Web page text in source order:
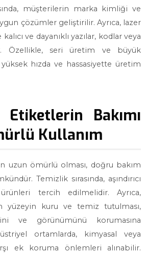
müşterilerin marka kimliği ve
çözümler geliştirilir. Ayrıca, lazer
ve dayanıklı yazılar, kodlar veya
Özellikle, seri üretim ve büyük
hızda ve hassasiyette üretim
Etiketlerin Bakımı
Kullanım
uzun ömürlü olması, doğru bakım
Temizlik sırasında, aşındırıcı
tercih edilmelidir. Ayrıca,
yüzeyin kuru ve temiz tutulması,
ve görünümünü korumasına
ortamlarda, kimyasal veya
ek koruma önlemleri alınabilir.